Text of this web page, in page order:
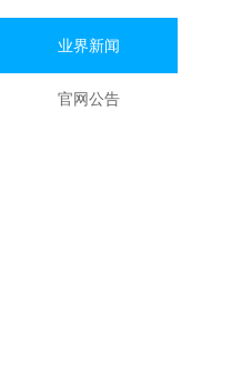
业界新闻
官网公告